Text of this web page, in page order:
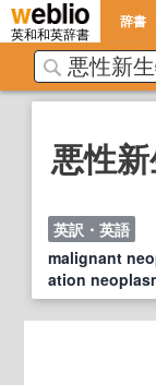
英和和英辞書
辞書
悪性
英訳・英語
malignant
ation